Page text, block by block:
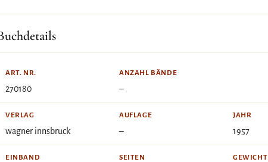
ART. NR.
270180
ANZAHL BÄNDE
–
VERLAG
wagner innsbruck
AUFLAGE
–
JAHR
1957
EINBAND SEITEN GEWICHT